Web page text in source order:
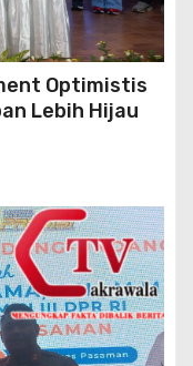
Optimistis
Lebih Hijau